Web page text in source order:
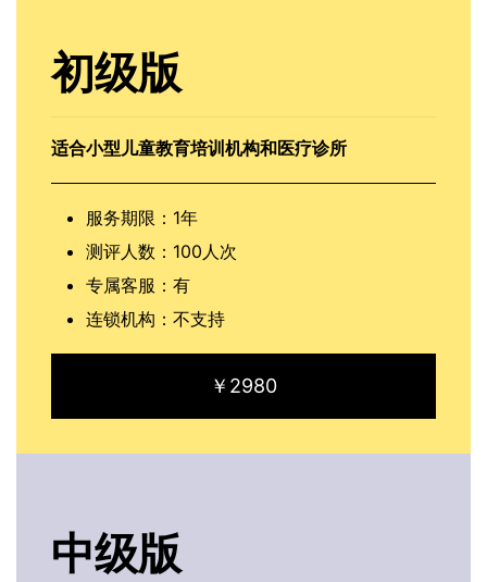
初级版
适合小型儿童教育培训机构和医疗诊所
服务期限：1年
测评人数：100人次
专属客服：有
连锁机构：不支持
￥2980
中级版